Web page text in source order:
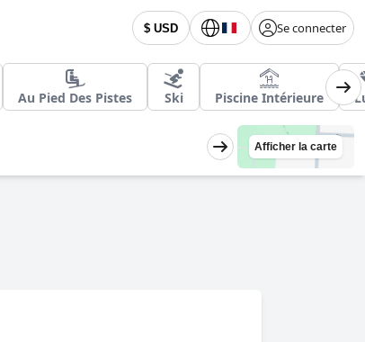
$ USD Se connecter
Au Pied Des Pistes Ski Piscine Intérieure
Afficher la carte